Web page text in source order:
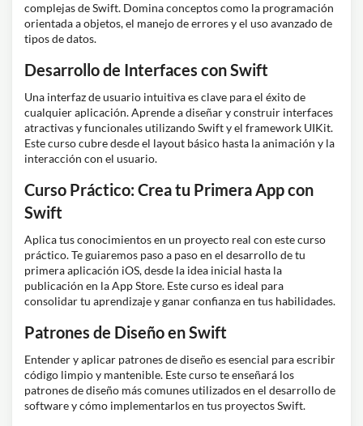
complejas de Swift. Domina conceptos como la programación
orientada a objetos, el manejo de errores y el uso avanzado de
tipos de datos.
Desarrollo de Interfaces con Swift
Una interfaz de usuario intuitiva es clave para el éxito de
cualquier aplicación. Aprende a diseñar y construir interfaces
atractivas y funcionales utilizando Swift y el framework UIKit.
Este curso cubre desde el layout básico hasta la animación y la
interacción con el usuario.
Curso Práctico: Crea tu Primera App con
Swift
Aplica tus conocimientos en un proyecto real con este curso
práctico. Te guiaremos paso a paso en el desarrollo de tu
primera aplicación iOS, desde la idea inicial hasta la
publicación en la App Store. Este curso es ideal para
consolidar tu aprendizaje y ganar confianza en tus habilidades.
Patrones de Diseño en Swift
Entender y aplicar patrones de diseño es esencial para escribir
código limpio y mantenible. Este curso te enseñará los
patrones de diseño más comunes utilizados en el desarrollo de
software y cómo implementarlos en tus proyectos Swift.